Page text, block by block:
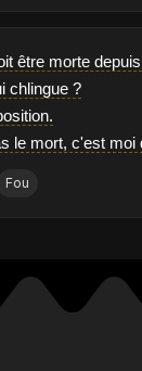
être morte
chlingue ?
le mort, c'est moi
Fou